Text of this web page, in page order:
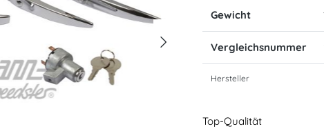
Gewicht
Vergleichsnummer
Hersteller
Top-Qualität